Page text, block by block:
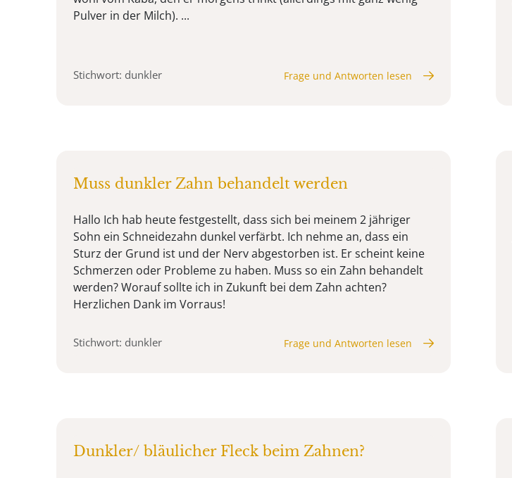
Pulver in der Milch). ...
Stichwort: dunkler Frage und Antworten lesen
Muss dunkler Zahn behandelt werden
Hallo Ich hab heute festgestellt, dass sich bei meinem 2 jähriger
Sohn ein Schneidezahn dunkel verfärbt. Ich nehme an, dass ein
Sturz der Grund ist und der Nerv abgestorben ist. Er scheint keine
Schmerzen oder Probleme zu haben. Muss so ein Zahn behandelt
werden? Worauf sollte ich in Zukunft bei dem Zahn achten?
Herzlichen Dank im Vorraus!
Stichwort: dunkler Frage und Antworten lesen
Dunkler/ bläulicher Fleck beim Zahnen?